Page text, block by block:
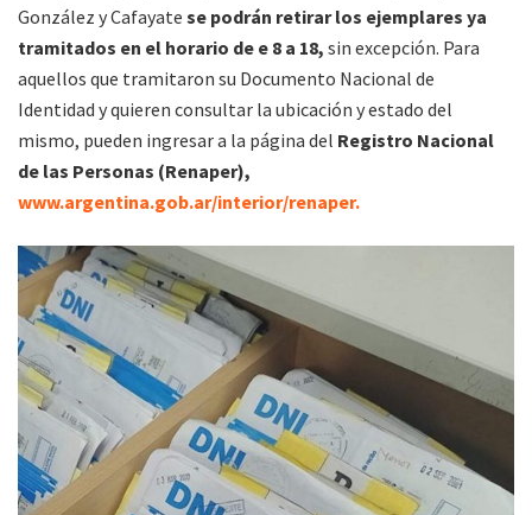
González y Cafayate se podrán retirar los ejemplares ya
tramitados en el horario de e 8 a 18, sin excepción. Para
aquellos que tramitaron su Documento Nacional de
Identidad y quieren consultar la ubicación y estado del
mismo, pueden ingresar a la página del Registro Nacional
de las Personas (Renaper),
www.argentina.gob.ar/interior/renaper.